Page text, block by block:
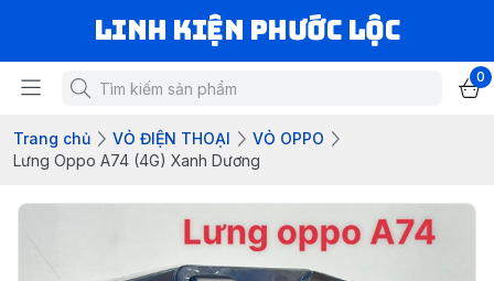
LINH KIỆN PHƯỚC LỘC
0
Trang chủ VỎ ĐIỆN THOẠI
VỎ OPPO
Lưng Oppo A74 (4G) Xanh Dương